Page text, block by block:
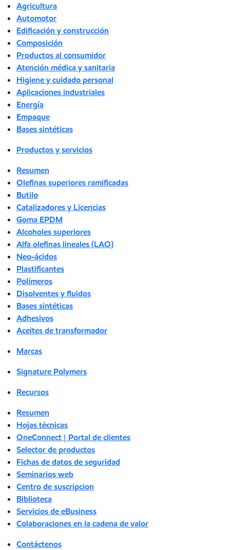
Agricultura
Automotor
Edificación y construcción
Composición
Productos al consumidor
Atención médica y sanitaria
Higiene y cuidado personal
Aplicaciones industriales
Energía
Empaque
Bases sintéticas
Productos y servicios
Resumen
Olefinas superiores ramificadas
Butilo
Catalizadores y Licencias
Goma EPDM
Alcoholes superiores
Alfa olefinas lineales (LAO)
Neo-ácidos
Plastificantes
Polímeros
Disolventes y fluidos
Bases sintéticas
Adhesivos
Aceites de transformador
Marcas
Signature Polymers
Recursos
Resumen
Hojas técnicas
OneConnect | Portal de clientes
Selector de productos
Fichas de datos de seguridad
Seminarios web
Centro de suscripcion
Biblioteca
Servicios de eBusiness
Colaboraciones en la cadena de valor
Contáctenos